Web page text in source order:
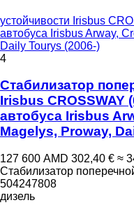
устойчивости Irisbus
автобуса Irisbus Arway,
Daily Tourys (2006-)
4
Стабилизатор
Irisbus CROSSWAY
автобуса Irisbus
Magelys, Proway,
127 600 AMD 302,40 € ≈
Стабилизатор
504247808
дизель